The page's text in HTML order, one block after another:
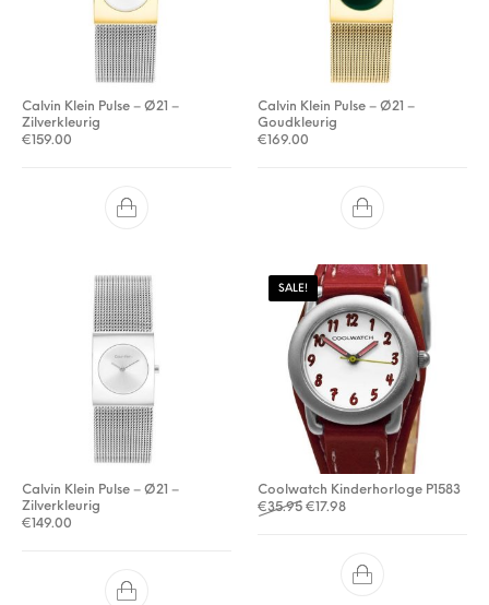
Accessoires
Calvin Klein Pulse – Ø21 –
Zilverkleurig
€159.00
Calvin Klein Pulse – Ø21 –
Goudkleurig
€169.00
Calvin Klein Pulse – Ø21 –
Zilverkleurig
€149.00
SALE!
Coolwatch Kinderhorloge P1583
€35.95 Oorspronkelijke prijs was:
€17.98Huidige prijs is: €17.98.